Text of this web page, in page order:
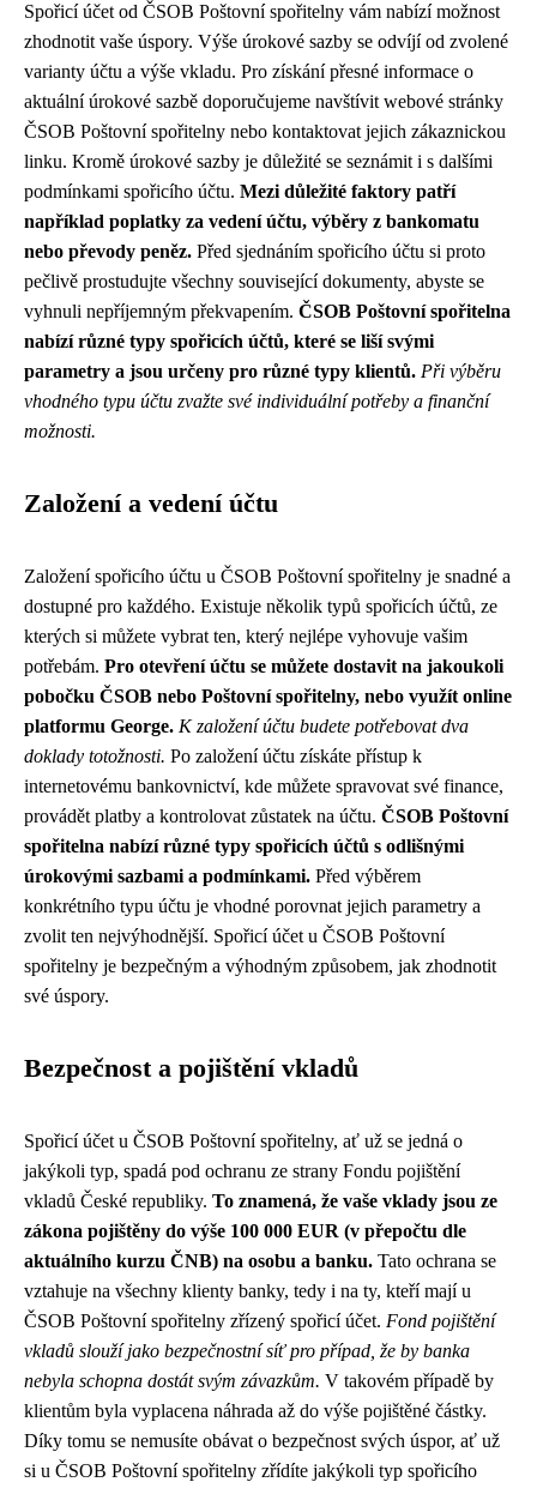
Spořicí účet od ČSOB Poštovní spořitelny vám nabízí možnost
zhodnotit vaše úspory. Výše úrokové sazby se odvíjí od zvolené
varianty účtu a výše vkladu. Pro získání přesné informace o
aktuální úrokové sazbě doporučujeme navštívit webové stránky
ČSOB Poštovní spořitelny nebo kontaktovat jejich zákaznickou
linku. Kromě úrokové sazby je důležité se seznámit i s dalšími
podmínkami spořicího účtu. Mezi důležité faktory patří
například poplatky za vedení účtu, výběry z bankomatu
nebo převody peněz. Před sjednáním spořicího účtu si proto
pečlivě prostudujte všechny související dokumenty, abyste se
vyhnuli nepříjemným překvapením. ČSOB Poštovní spořitelna
nabízí různé typy spořicích účtů, které se liší svými
parametry a jsou určeny pro různé typy klientů. Při výběru
vhodného typu účtu zvažte své individuální potřeby a finanční
možnosti.
Založení a vedení účtu
Založení spořicího účtu u ČSOB Poštovní spořitelny je snadné a
dostupné pro každého. Existuje několik typů spořicích účtů, ze
kterých si můžete vybrat ten, který nejlépe vyhovuje vašim
potřebám. Pro otevření účtu se můžete dostavit na jakoukoli
pobočku ČSOB nebo Poštovní spořitelny, nebo využít online
platformu George. K založení účtu budete potřebovat dva
doklady totožnosti. Po založení účtu získáte přístup k
internetovému bankovnictví, kde můžete spravovat své finance,
provádět platby a kontrolovat zůstatek na účtu. ČSOB Poštovní
spořitelna nabízí různé typy spořicích účtů s odlišnými
úrokovými sazbami a podmínkami. Před výběrem
konkrétního typu účtu je vhodné porovnat jejich parametry a
zvolit ten nejvýhodnější. Spořicí účet u ČSOB Poštovní
spořitelny je bezpečným a výhodným způsobem, jak zhodnotit
své úspory.
Bezpečnost a pojištění vkladů
Spořicí účet u ČSOB Poštovní spořitelny, ať už se jedná o
jakýkoli typ, spadá pod ochranu ze strany Fondu pojištění
vkladů České republiky. To znamená, že vaše vklady jsou ze
zákona pojištěny do výše 100 000 EUR (v přepočtu dle
aktuálního kurzu ČNB) na osobu a banku. Tato ochrana se
vztahuje na všechny klienty banky, tedy i na ty, kteří mají u
ČSOB Poštovní spořitelny zřízený spořicí účet. Fond pojištění
vkladů slouží jako bezpečnostní síť pro případ, že by banka
nebyla schopna dostát svým závazkům. V takovém případě by
klientům byla vyplacena náhrada až do výše pojištěné částky.
Díky tomu se nemusíte obávat o bezpečnost svých úspor, ať už
si u ČSOB Poštovní spořitelny zřídíte jakýkoli typ spořicího